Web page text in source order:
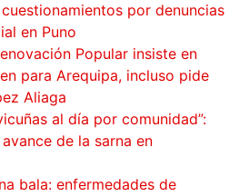
por denuncias
en Puno
Popular insiste en
para Arequipa, incluso pide
Aliaga
al día por comunidad”:
de la sarna en
bala: enfermedades de